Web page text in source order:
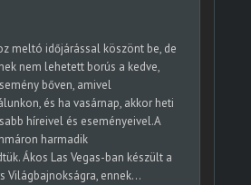
meltó időjárással köszönt be, de
nem lehetett borús a kedve,
bőven, amivel
és ha vasárnap, akkor heti
híreivel és eseményeivel.A
harmadik
Ákos Las Vegas-ban készült a
Világbajnokságra, ennek...